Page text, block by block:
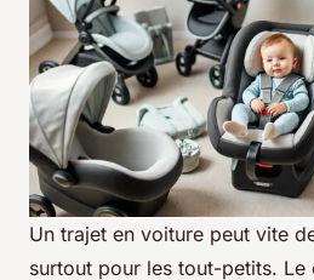
Un trajet en voiture peut vite
surtout pour les tout-petits. Le